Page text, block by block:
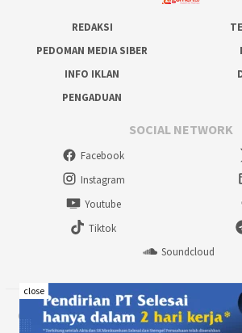
REDAKSI
PEDOMAN MEDIA SIBER
INFO IKLAN
PENGADUAN
SOCIAL NETWORK
Facebook
Instagram
Youtube
Tiktok
Soundcloud
©2024 www.argumen.co - Inspiratif & Terpercaya |
close